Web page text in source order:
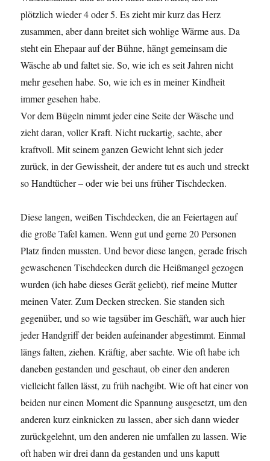
plötzlich wieder 4 oder 5. Es zieht mir kurz das Herz
zusammen, aber dann breitet sich wohlige Wärme aus. Da
steht ein Ehepaar auf der Bühne, hängt gemeinsam die
Wäsche ab und faltet sie. So, wie ich es seit Jahren nicht
mehr gesehen habe. So, wie ich es in meiner Kindheit
immer gesehen habe.
Vor dem Bügeln nimmt jeder eine Seite der Wäsche und
zieht daran, voller Kraft. Nicht ruckartig, sachte, aber
kraftvoll. Mit seinem ganzen Gewicht lehnt sich jeder
zurück, in der Gewissheit, der andere tut es auch und streckt
so Handtücher – oder wie bei uns früher Tischdecken.
Diese langen, weißen Tischdecken, die an Feiertagen auf
die große Tafel kamen. Wenn gut und gerne 20 Personen
Platz finden mussten. Und bevor diese langen, gerade frisch
gewaschenen Tischdecken durch die Heißmangel gezogen
wurden (ich habe dieses Gerät geliebt), rief meine Mutter
meinen Vater. Zum Decken strecken. Sie standen sich
gegenüber, und so wie tagsüber im Geschäft, war auch hier
jeder Handgriff der beiden aufeinander abgestimmt. Einmal
längs falten, ziehen. Kräftig, aber sachte. Wie oft habe ich
daneben gestanden und geschaut, ob einer den anderen
vielleicht fallen lässt, zu früh nachgibt. Wie oft hat einer von
beiden nur einen Moment die Spannung ausgesetzt, um den
anderen kurz einknicken zu lassen, aber sich dann wieder
zurückgelehnt, um den anderen nie umfallen zu lassen. Wie
oft haben wir drei dann da gestanden und uns kaputt